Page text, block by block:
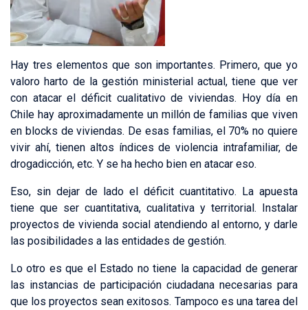
Hay tres elementos que son importantes. Primero, que yo
valoro harto de la gestión ministerial actual, tiene que ver
con atacar el déficit cualitativo de viviendas. Hoy día en
Chile hay aproximadamente un millón de familias que viven
en blocks de viviendas. De esas familias, el 70% no quiere
vivir ahí, tienen altos índices de violencia intrafamiliar, de
drogadicción, etc. Y se ha hecho bien en atacar eso.
Eso, sin dejar de lado el déficit cuantitativo. La apuesta
tiene que ser cuantitativa, cualitativa y territorial. Instalar
proyectos de vivienda social atendiendo al entorno, y darle
las posibilidades a las entidades de gestión.
Lo otro es que el Estado no tiene la capacidad de generar
las instancias de participación ciudadana necesarias para
que los proyectos sean exitosos. Tampoco es una tarea del